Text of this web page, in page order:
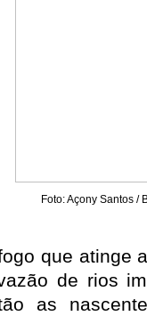
Foto: Açony Santos /
que atinge
de rios
as